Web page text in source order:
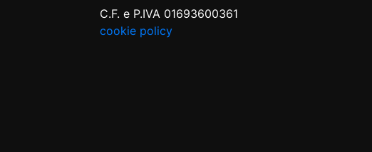
C.F. e P.IVA 01693600361
cookie policy